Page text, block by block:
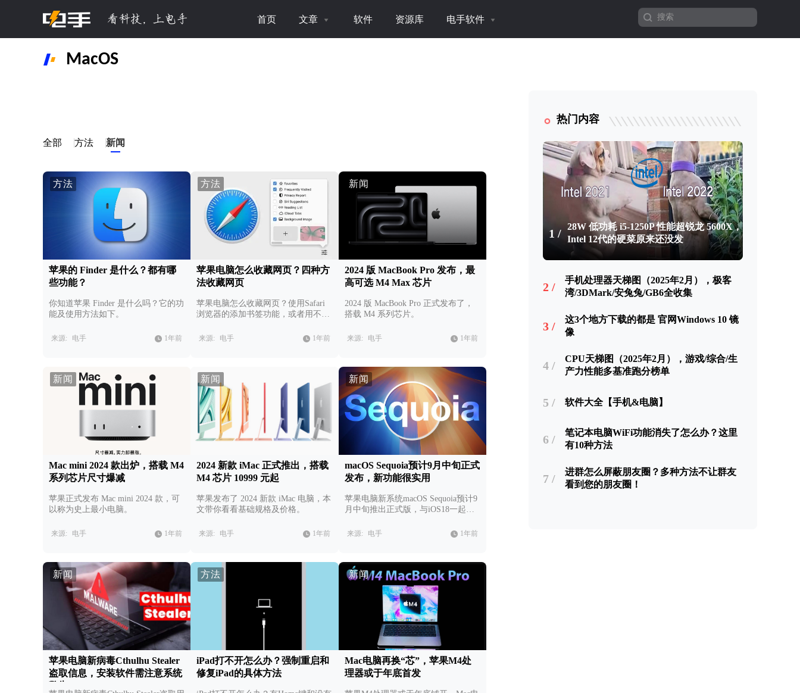
首页 文章 软件 资源库 电手软件
MacOS
全部 方法 新闻
方法
苹果的 Finder 是什么？都有哪
些功能？
你知道苹果 Finder 是什么吗？它的功
能及使用方法如下。
来源: 电手 1年前
方法
苹果电脑怎么收藏网页？四种方
法收藏网页
苹果电脑怎么收藏网页？使用Safari
浏览器的添加书签功能，或者用不同
来源: 电手 1年前
新闻
2024 版 MacBook Pro 发布，最
高可选 M4 Max 芯片
2024 版 MacBook Pro 正式发布了，
搭载 M4 系列芯片。
来源: 电手 1年前
新闻
Mac mini 2024 款出炉，搭载 M4
系列芯片尺寸爆减
苹果正式发布 Mac mini 2024 款，可
以称为史上最小电脑。
来源: 电手 1年前
新闻
2024 新款 iMac 正式推出，搭载
M4 芯片 10999 元起
苹果发布了 2024 新款 iMac 电脑，本
文带你看看基础规格及价格。
来源: 电手 1年前
新闻
macOS Sequoia预计9月中旬正式
发布，新功能很实用
苹果电脑新系统macOS Sequoia预计9
月中旬推出正式版，与iOS18一起发
个新功能值得我们关注。
来源: 电手 1年前
新闻
苹果电脑新病毒Cthulhu Stealer
盗取信息，安装软件需注意系统
方法
iPad打不开怎么办？强制重启和
修复iPad的具体方法
新闻
Mac电脑再换“芯”，苹果M4处
理器或于年底首发
热门内容
1 /
28W 低功耗 i5-1250P 性能超锐龙 5600X，
Intel 12代的硬菜原来还没发
2 /
手机处理器天梯图（2025年2月），极客
湾/3DMark/安兔兔/GB6全收集
3 /
这3个地方下载的都是 官网Windows 10 镜
像
4 /
CPU天梯图（2025年2月），游戏/综合/生
产力性能多基准跑分榜单
5 / 软件大全【手机&电脑】
6 /
笔记本电脑WiFi功能消失了怎么办？这里
有10种方法
7 /
进群怎么屏蔽朋友圈？多种方法不让群友
看到您的朋友圈！